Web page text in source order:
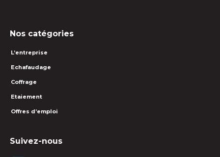
Nos catégories
L’entreprise
Echafaudage
Coffrage
Etaiement
Offres d’emploi
Suivez-nous